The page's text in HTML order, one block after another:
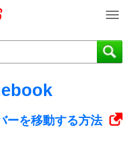
T
g
g
v
ーを移動する方法